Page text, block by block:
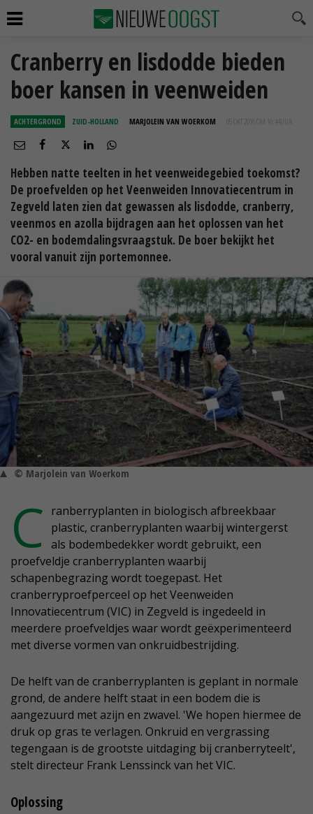
Cranberry en lisdodde bieden
boer kansen in veenweiden
ACHTERGROND ZUID-HOLLAND MARJOLEIN VAN WOERKOM 05 OKT 2016 OM 10:44
Hebben natte teelten in het veenweidegebied toekomst?
De proefvelden op het Veenweiden Innovatiecentrum in
Zegveld laten zien dat gewassen als lisdodde, cranberry,
veenmos en azolla bijdragen aan het oplossen van het
CO2- en bodemdalingsvraagstuk. De boer bekijkt het
vooral vanuit zijn portemonnee.
© Marjolein van Woerkom
C ranberryplanten in biologisch afbreekbaar
plastic, cranberryplanten waarbij wintergerst
als bodembedekker wordt gebruikt, een
proefveldje cranberryplanten waarbij
schapenbegrazing wordt toegepast. Het
cranberryproefperceel op het Veenweiden
Innovatiecentrum (VIC) in Zegveld is ingedeeld in
meerdere proefveldjes waar wordt geëxperimenteerd
met diverse vormen van onkruidbestrijding.
De helft van de cranberryplanten is geplant in normale
grond, de andere helft staat in een bodem die is
aangezuurd met azijn en zwavel. 'We hopen hiermee de
druk op gras te verlagen. Onkruid en vergrassing
tegengaan is de grootste uitdaging bij cranberryteelt',
stelt directeur Frank Lenssinck van het VIC.
Oplossing